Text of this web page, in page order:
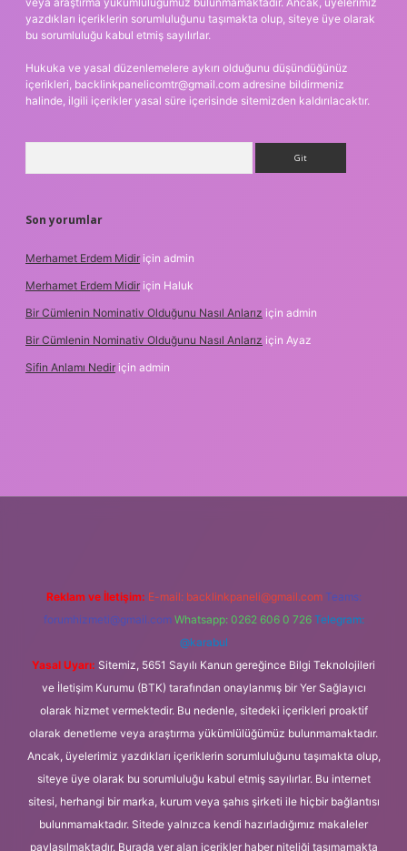
yazdıkları içeriklerin sorumluluğunu taşımakta olup, siteye üye olarak
bu sorumluluğu kabul etmiş sayılırlar.
Hukuka ve yasal düzenlemelere aykırı olduğunu düşündüğünüz
içerikleri, backlinkpanelicomtr@gmail.com adresine bildirmeniz
halinde, ilgili içerikler yasal süre içerisinde sitemizden kaldırılacaktır.
Son yorumlar
Merhamet Erdem Midir için admin
Merhamet Erdem Midir için Haluk
Bir Cümlenin Nominativ Olduğunu Nasıl Anlarız için admin
Bir Cümlenin Nominativ Olduğunu Nasıl Anlarız için Ayaz
Sifin Anlamı Nedir için admin
Reklam ve İletişim: E-mail: backlinkpaneli@gmail.com Teams:
forumhizmeti@gmail.com Whatsapp: 0262 606 0 726 Telegram:
@karabul
Yasal Uyarı: Sitemiz, 5651 Sayılı Kanun gereğince Bilgi Teknolojileri
ve İletişim Kurumu (BTK) tarafından onaylanmış bir Yer Sağlayıcı
olarak hizmet vermektedir. Bu nedenle, sitedeki içerikleri proaktif
olarak denetleme veya araştırma yükümlülüğümüz bulunmamaktadır.
Ancak, üyelerimiz yazdıkları içeriklerin sorumluluğunu taşımakta olup,
siteye üye olarak bu sorumluluğu kabul etmiş sayılırlar. Bu internet
sitesi, herhangi bir marka, kurum veya şahıs şirketi ile hiçbir bağlantısı
bulunmamaktadır. Sitede yalnızca kendi hazırladığımız makaleler
paylaşılmaktadır. Burada yer alan içerikler haber niteliği taşımamakta